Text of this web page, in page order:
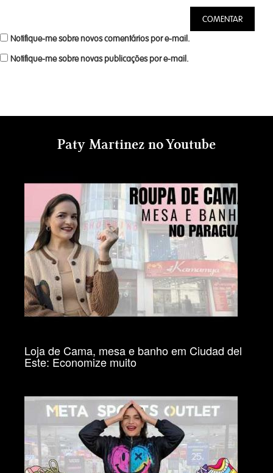
Notifique-me sobre novos comentários por e-mail.
Notifique-me sobre novas publicações por e-mail.
Paty Martinez no Youtube
Loja de Cama, mesa e banho em Ciudad del
Este: Economize muito